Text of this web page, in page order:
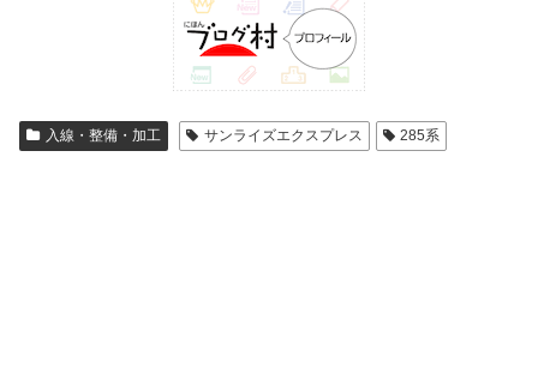
入線・整備・加工 サンライズエクスプレス 285系